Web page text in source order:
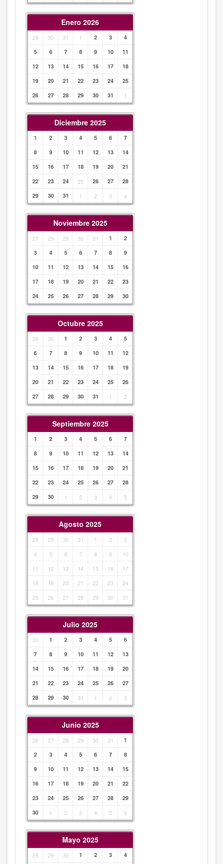
Enero 2026
29 30 31 1 2 3
4
5
6 7 8 9 10
11
12
13 14 15 16 17
18
19
20 21 22 23 24
25
26
27 28 29 30 31 1
Diciembre 2025
1 2 3 4 5 6
7
8
9 10 11 12 13
14
15
16 17 18 19 20
21
22
23 24 25 26 27
28
29
30 31 1 2 3 4
Noviembre 2025
27 29 29 30 31 1
2
3
4 5 6 7 8
9
10
11 12 13 14 15
16
17
18 19 20 21 22
23
24
25 26 27 28 29 30
Octubre 2025
29 30 1 2 3 4
5
6
7 8 9 10 11
12
13
14 15 16 17 18
19
20
21 22 23 24 25
26
27
28 29 30 31 1 2
Septiembre 2025
1 2 3 4 5 6
7
8
9 10 11 12 13
14
15
16 17 18 19 20
21
22
23 24 25 26 27
28
29
30 1 2 3 4 5
Agosto 2025
28 29 30 31 1 2
3
4
5 6 7 8 9
10
11
12 13 14 15 16
17
18
19 20 21 22 23
24
25
26 27 28 29 30 31
Julio 2025
30 1 2 3 4 5
6
7
8 9 10 11 12
13
14
15 16 17 18 19
20
21
22 23 24 25 26
27
28
29 30 31 1 2 3
Junio 2025
26 27 28 29 30 31
1
2
3 4 5 6 7
8
9
10 11 12 13 14
15
16
17 18 19 20 21
22
23
24 25 26 27 28
29
30
1 2 3 4 5 6
Mayo 2025
28 29 30 1 2 3 4